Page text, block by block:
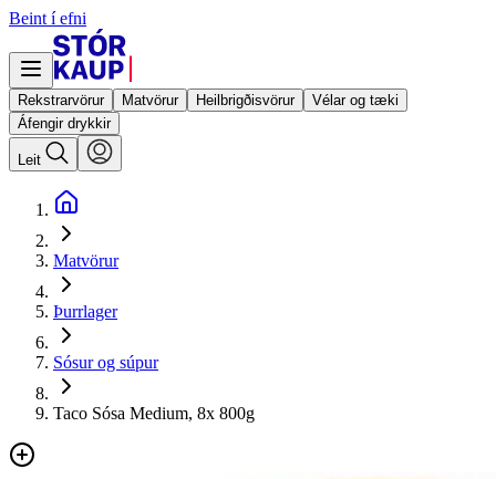
Beint í efni
Rekstrarvörur Matvörur Heilbrigðisvörur
Vélar og tæki
Áfengir drykkir
Leit
Matvörur
Þurrlager
Sósur og súpur
Taco Sósa Medium, 8x 800g